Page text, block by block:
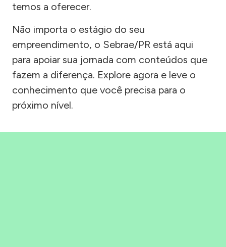
temos a oferecer.
Não importa o estágio do seu
empreendimento, o Sebrae/PR está aqui
para apoiar sua jornada com conteúdos que
fazem a diferença. Explore agora e leve o
conhecimento que você precisa para o
próximo nível.